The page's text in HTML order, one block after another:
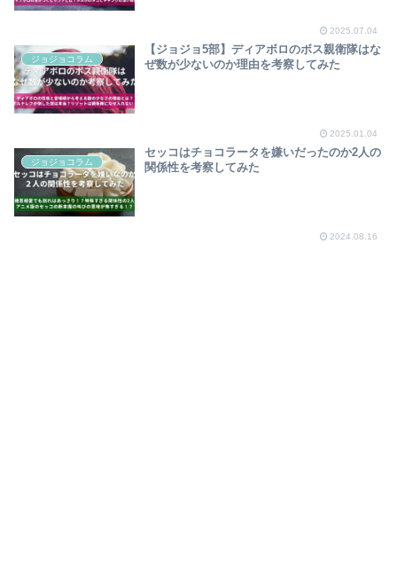
2025.07.04
ジョジョコラム
【ジョジョ5部】ディアボロのボス親衛隊はな
ぜ数が少ないのか理由を考察してみた
2025.01.04
ジョジョコラム
セッコはチョコラータを嫌いだったのか2人の
関係性を考察してみた
2024.08.16